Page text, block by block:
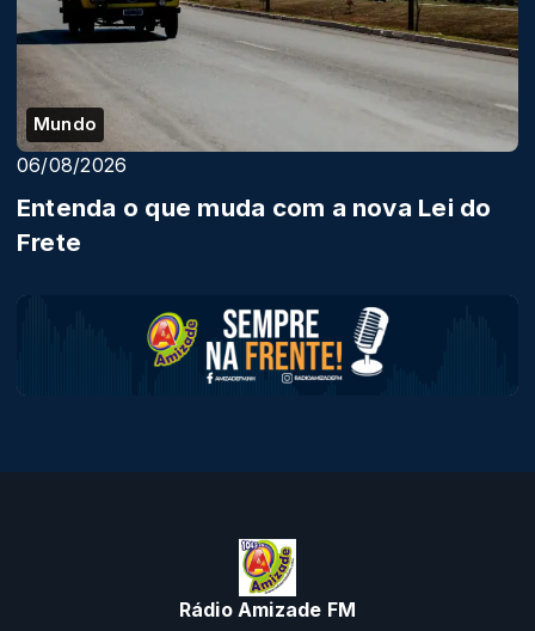
Mundo
06/08/2026
Entenda o que muda com a nova Lei do
Frete
Rádio Amizade FM